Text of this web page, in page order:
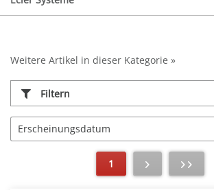
Weitere Artikel in dieser Kategorie »
Filtern
1